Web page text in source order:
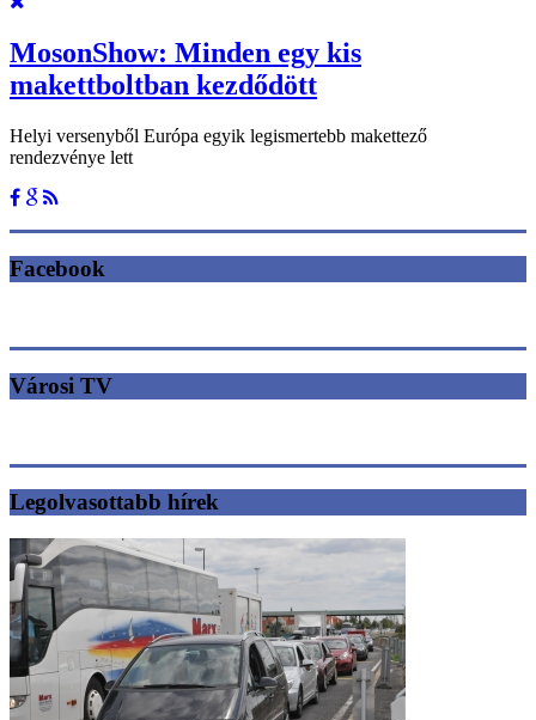
MosonShow: Minden egy kis
makettboltban kezdődött
Helyi versenyből Európa egyik legismertebb makettező
rendezvénye lett
Facebook
Városi TV
Legolvasottabb hírek